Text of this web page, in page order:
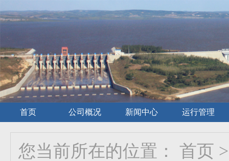
首页 公司概况 新闻中心 运行管理
您当前所在的位置： 首页 >